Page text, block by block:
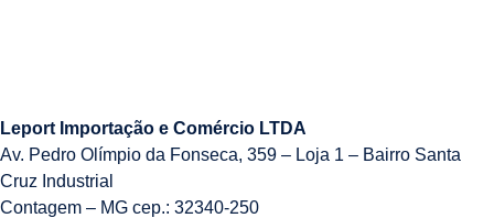
Leport Importação e Comércio LTDA
Av. Pedro Olímpio da Fonseca, 359 – Loja 1 – Bairro Santa
Cruz Industrial
Contagem – MG cep.: 32340-250